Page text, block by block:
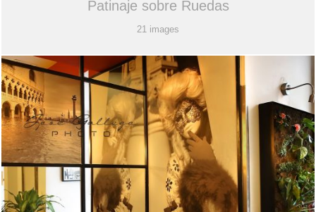
Patinaje sobre Ruedas
21 images